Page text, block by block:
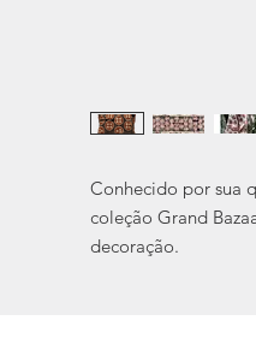
Conhecido por sua
coleção Grand
decoração.